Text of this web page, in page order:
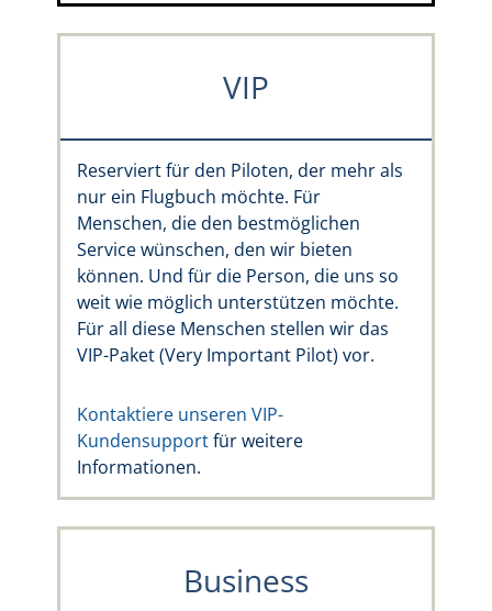
VIP
Reserviert für den Piloten, der mehr als
nur ein Flugbuch möchte. Für
Menschen, die den bestmöglichen
Service wünschen, den wir bieten
können. Und für die Person, die uns so
weit wie möglich unterstützen möchte.
Für all diese Menschen stellen wir das
VIP-Paket (Very Important Pilot) vor.
Kontaktiere unseren VIP-
Kundensupportfür weitere
Informationen.
Business